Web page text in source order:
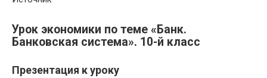
Урок экономики по теме «Банк.
Банковская система». 10-й класс
Презентация к уроку